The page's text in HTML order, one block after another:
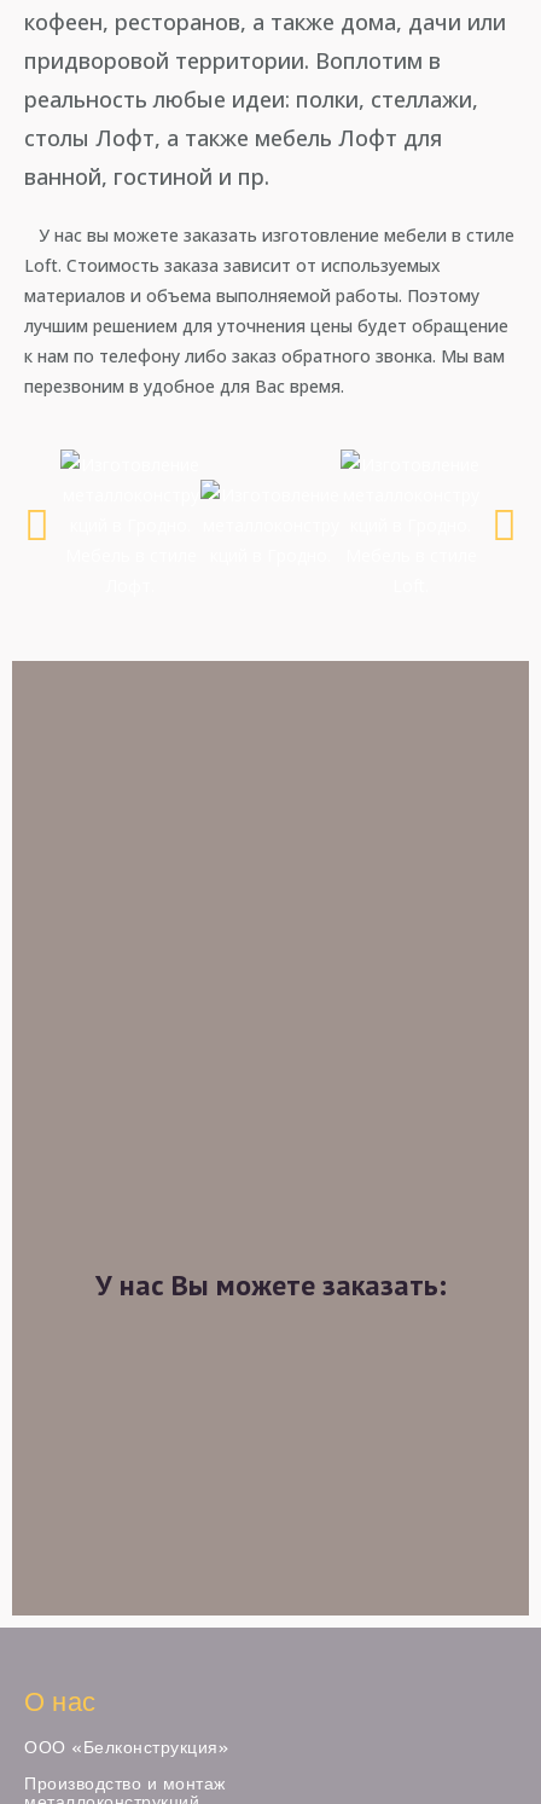
кофеен, ресторанов, а также дома, дачи или
придворовой территории. Воплотим в
реальность любые идеи: полки, стеллажи,
столы Лофт, а также мебель Лофт для
ванной, гостиной и пр.
У нас вы можете заказать изготовление мебели в стиле
Loft. Стоимость заказа зависит от используемых
материалов и объема выполняемой работы. Поэтому
лучшим решением для уточнения цены будет обращение
к нам по телефону либо заказ обратного звонка. Мы вам
перезвоним в удобное для Вас время.
У нас Вы можете заказать:
О нас
ООО «Белконструкция»
Производство и монтаж